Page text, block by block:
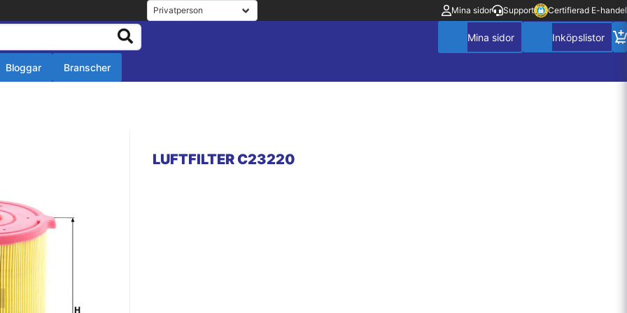
Mina sidor Support Certifierad E-handel
Bloggar Branscher
LUFTFILTER C23220